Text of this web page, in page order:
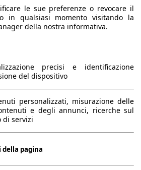
2143 ccm
Diesel
4640 mm
1440 mm
2020 mm
2820 mm
-
4
le sue preferenze o revocare il
in qualsiasi momento visitando la
della nostra informativa.
precisi e identificazione
del dispositivo
personalizzati, misurazione delle
e degli annunci, ricerche sul
di servizi
della pagina